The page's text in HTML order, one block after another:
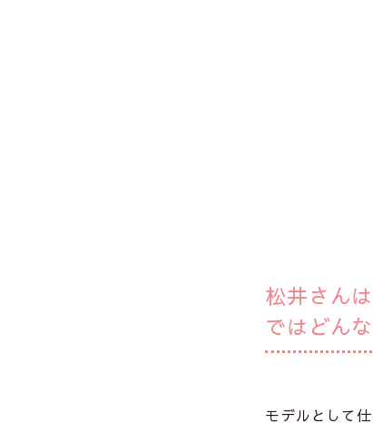
松井さん
ではどん
モデルとして